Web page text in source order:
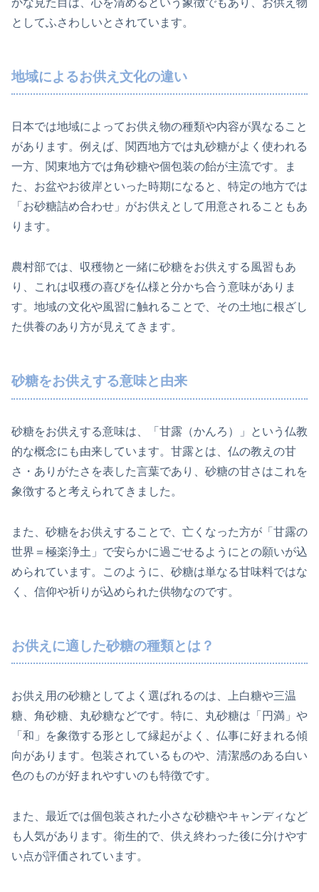
としてふさわしいとされています。
地域によるお供え文化の違い
日本では地域によってお供え物の種類や内容が異なること
があります。例えば、関西地方では丸砂糖がよく使われる
一方、関東地方では角砂糖や個包装の飴が主流です。ま
た、お盆やお彼岸といった時期になると、特定の地方では
「お砂糖詰め合わせ」がお供えとして用意されることもあ
ります。
農村部では、収穫物と一緒に砂糖をお供えする風習もあ
り、これは収穫の喜びを仏様と分かち合う意味がありま
す。地域の文化や風習に触れることで、その土地に根ざし
た供養のあり方が見えてきます。
砂糖をお供えする意味と由来
砂糖をお供えする意味は、「甘露（かんろ）」という仏教
的な概念にも由来しています。甘露とは、仏の教えの甘
さ・ありがたさを表した言葉であり、砂糖の甘さはこれを
象徴すると考えられてきました。
また、砂糖をお供えすることで、亡くなった方が「甘露の
世界＝極楽浄土」で安らかに過ごせるようにとの願いが込
められています。このように、砂糖は単なる甘味料ではな
く、信仰や祈りが込められた供物なのです。
お供えに適した砂糖の種類とは？
お供え用の砂糖としてよく選ばれるのは、上白糖や三温
糖、角砂糖、丸砂糖などです。特に、丸砂糖は「円満」や
「和」を象徴する形として縁起がよく、仏事に好まれる傾
向があります。包装されているものや、清潔感のある白い
色のものが好まれやすいのも特徴です。
また、最近では個包装された小さな砂糖やキャンディなど
も人気があります。衛生的で、供え終わった後に分けやす
い点が評価されています。